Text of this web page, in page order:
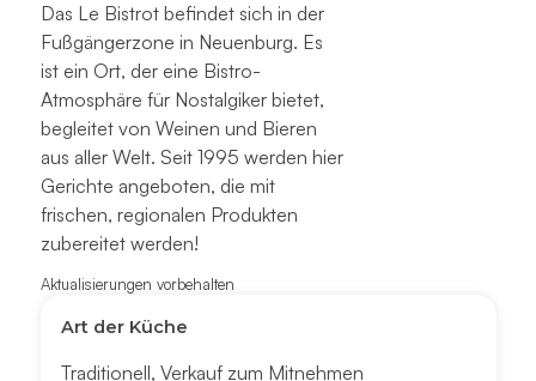
Das Le Bistrot befindet sich in der
Fußgängerzone in Neuenburg. Es
ist ein Ort, der eine Bistro-
Atmosphäre für Nostalgiker bietet,
begleitet von Weinen und Bieren
aus aller Welt. Seit 1995 werden hier
Gerichte angeboten, die mit
frischen, regionalen Produkten
zubereitet werden!
Aktualisierungen vorbehalten
Art der Küche
Traditionell,Verkauf zum Mitnehmen